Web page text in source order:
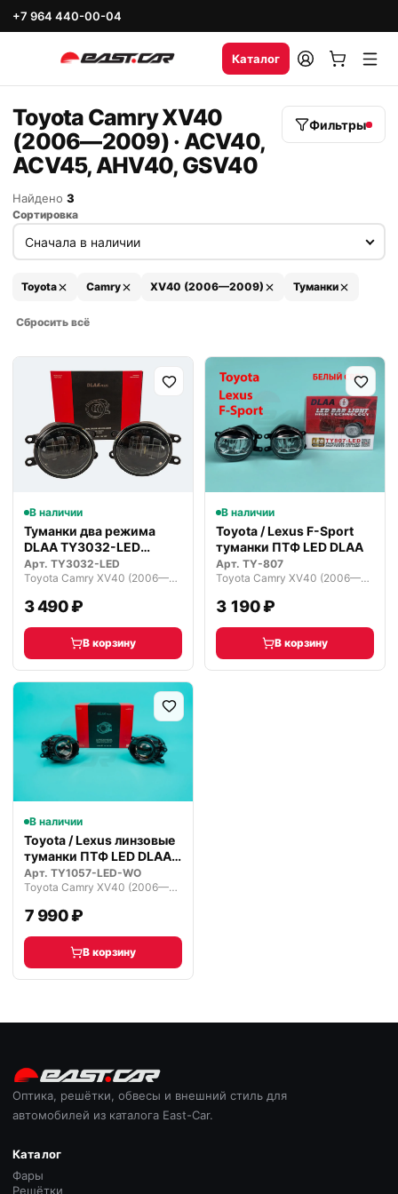
+7 964 440-00-04
Каталог
Toyota Camry XV40
(2006—2009) · ACV40,
ACV45, AHV40, GSV40
Фильтры
Найдено 3
Сортировка
Toyota Camry XV40 (2006—2009) Туманки
Сбросить всё
В наличии
Туманки два режима
DLAA TY3032-LED
светодиодные
Арт. TY3032-LED
Toyota Camry XV40 (2006—2009)
3 490 ₽
В корзину
В наличии
Toyota / Lexus F-Sport
туманки ПТФ LED DLAA
Арт. TY-807
Toyota Camry XV40 (2006—2009)
3 190 ₽
В корзину
В наличии
Toyota / Lexus линзовые
туманки ПТФ LED DLAA
Prem…
Арт. TY1057-LED-WO
Toyota Camry XV40 (2006—2009)
7 990 ₽
В корзину
Оптика, решётки, обвесы и внешний стиль для
автомобилей из каталога East-Car.
Каталог
Фары
Решётки